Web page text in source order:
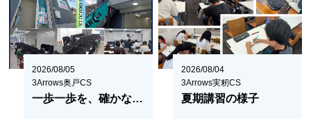
2026/08/05
3Arrows奥戸CS
一歩一歩を、確かな方向へ。
2026/08/04
3Arrows実籾CS
夏期講習の様子